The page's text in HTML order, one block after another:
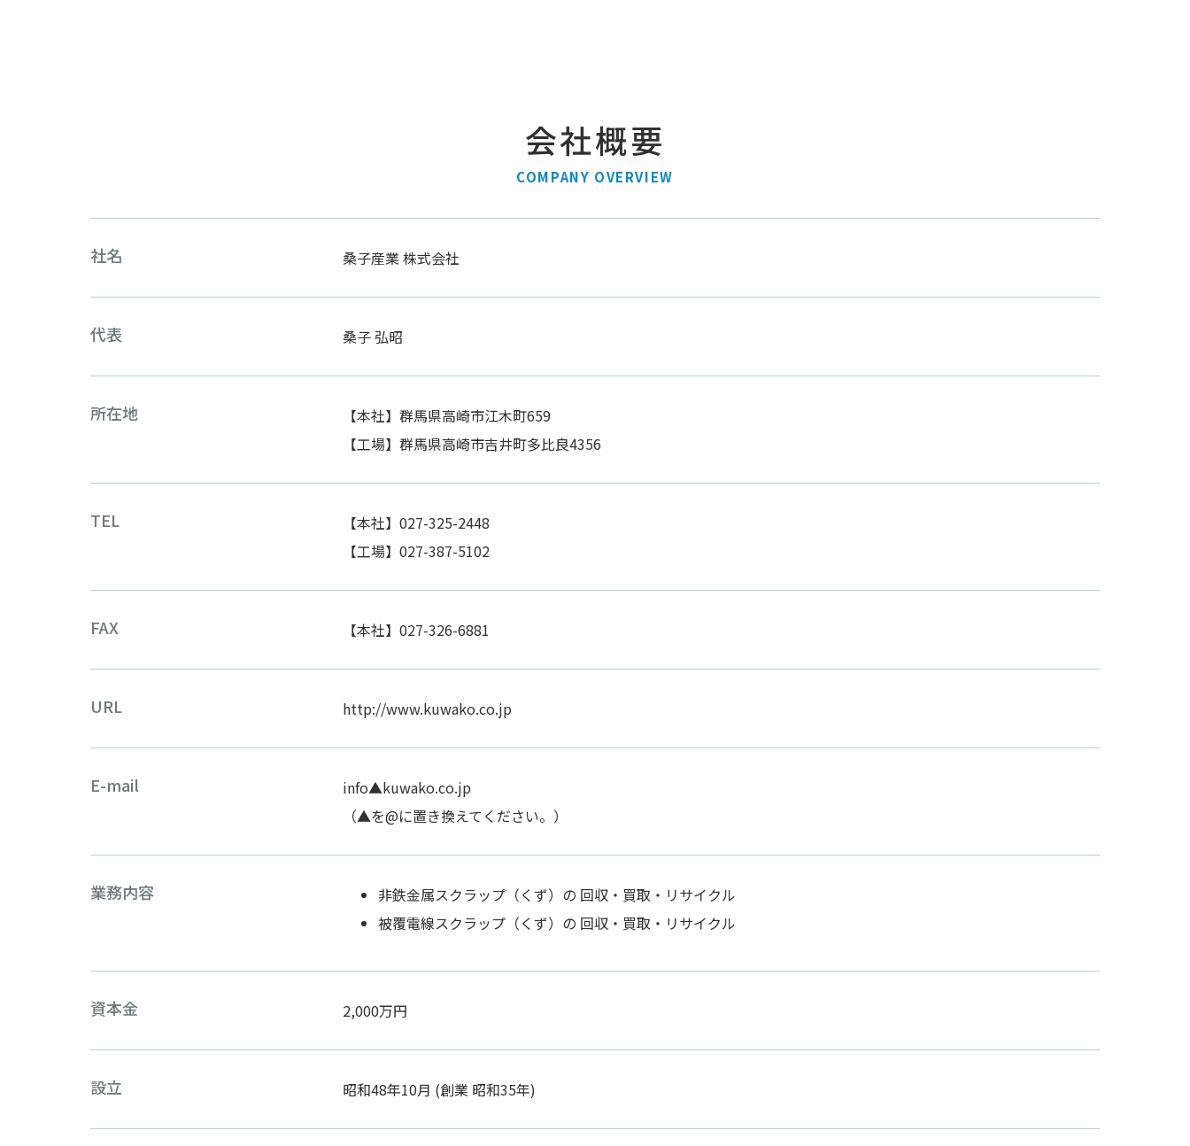
会社概要
COMPANY OVERVIEW
社名 桑子産業 株式会社
代表 桑子 弘昭
所在地
【本社】群馬県高崎市江木町659
【工場】群馬県高崎市吉井町多比良4356
TEL 【本社】 027-325-2448
【工場】 027-387-5102
FAX 【本社】027-326-6881
URL http://www.kuwako.co.jp
E-mail
info▲kuwako.co.jp
（▲を@に置き換えてください。）
業務内容
非鉄金属スクラップ（くず）の 回収・買取・リサイクル
被覆電線スクラップ（くず）の 回収・買取・リサイクル
資本金 2,000万円
設立 昭和48年10月 (創業 昭和35年)